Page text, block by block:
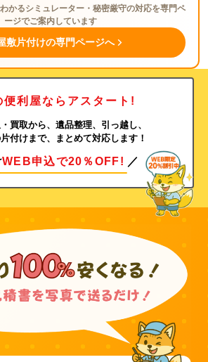
かるシミュレーター・秘密厳守の対応を専門ペ
ージでご案内しています
敷片付けの専門ページへ
便利屋ならアスタート!
買取から、遺品整理、引っ越し、
付けまで、まとめて対応します！
WEB申込で20％OFF! ／